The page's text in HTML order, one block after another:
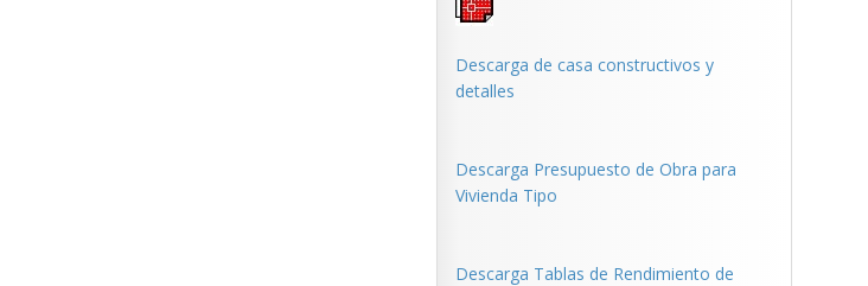
Descarga de casa constructivos y
detalles
Descarga Presupuesto de Obra para
Vivienda Tipo
Descarga Tablas de Rendimiento de